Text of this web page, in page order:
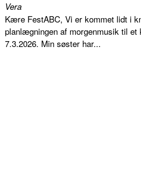
Vera
Kære FestABC, Vi er kommet lidt i
planlægningen af morgenmusik til et
7.3.2026. Min søster har...